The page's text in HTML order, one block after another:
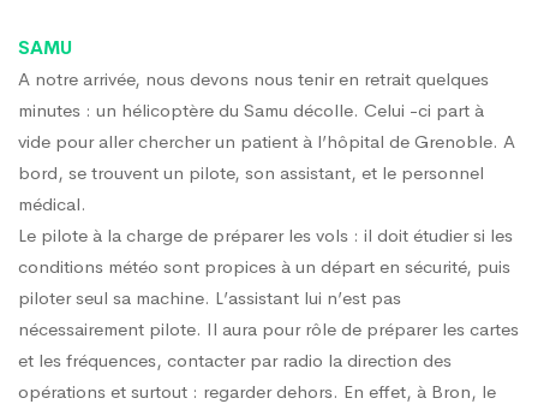
SAMU
A notre arrivée, nous devons nous tenir en retrait quelques
minutes : un hélicoptère du Samu décolle. Celui -ci part à
vide pour aller chercher un patient à l’hôpital de Grenoble. A
bord, se trouvent un pilote, son assistant, et le personnel
médical.
Le pilote à la charge de préparer les vols : il doit étudier si les
conditions météo sont propices à un départ en sécurité, puis
piloter seul sa machine. L’assistant lui n’est pas
nécessairement pilote. Il aura pour rôle de préparer les cartes
et les fréquences, contacter par radio la direction des
opérations et surtout : regarder dehors. En effet, à Bron, le